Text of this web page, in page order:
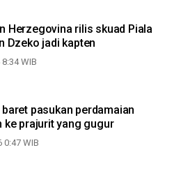
Herzegovina rilis skuad Piala
Dzeko jadi kapten
WIB
baret pasukan perdamaian
ke prajurit yang gugur
0:47 WIB